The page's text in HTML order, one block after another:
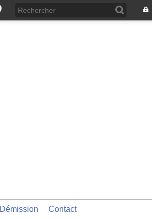
Démission Contact